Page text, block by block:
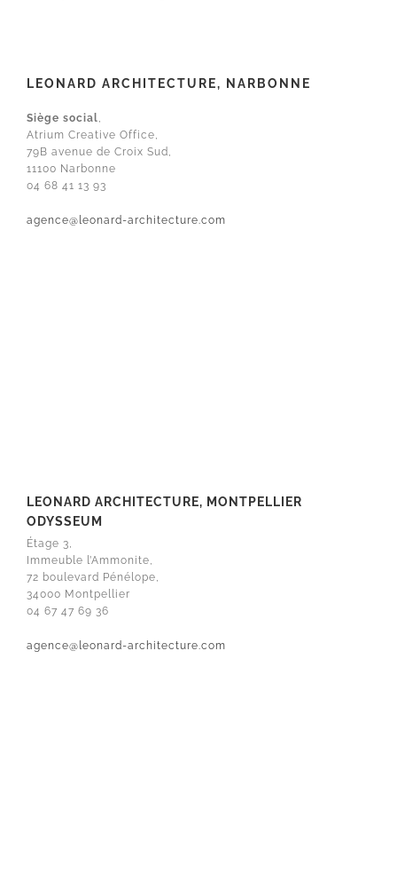
LEONARD ARCHITECTURE, NARBONNE
Siège social,
Atrium Creative Office,
79B avenue de Croix Sud,
11100 Narbonne
04 68 41 13 93
agence@leonard-architecture.com
LEONARD ARCHITECTURE, MONTPELLIER
ODYSSEUM
Étage 3,
Immeuble l’Ammonite,
72 boulevard Pénélope,
34000 Montpellier
04 67 47 69 36
agence@leonard-architecture.com